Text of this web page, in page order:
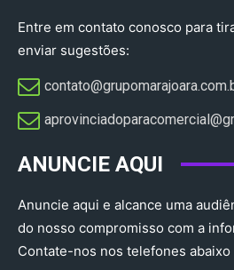
Entre em contato conosco para
enviar sugestões:
ANUNCIE AQUI
Anuncie aqui e alcance uma
do nosso compromisso com a
Contate-nos nos telefones abaixo